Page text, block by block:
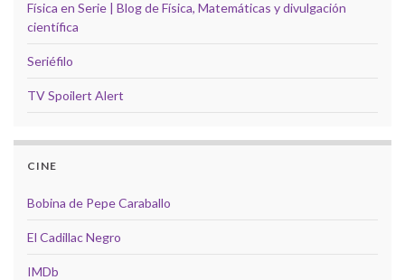
Física en Serie | Blog de Física, Matemáticas y divulgación
científica
Seriéfilo
TV Spoilert Alert
CINE
Bobina de Pepe Caraballo
El Cadillac Negro
IMDb